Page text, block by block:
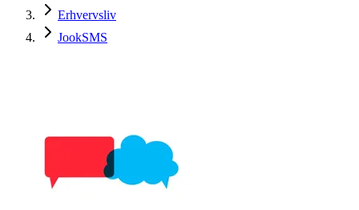
Erhvervsliv
JookSMS